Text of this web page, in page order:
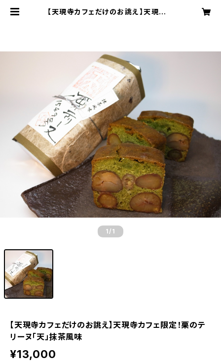
【天現寺カフェだけのお誂え】天現寺カ
1 /1
【天現寺カフェだけのお誂え】天現寺カフェ限定！栗のテ
リーヌ「天」抹茶風味
¥13,000